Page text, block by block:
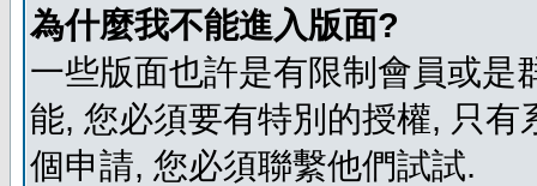
為什麼我不能進入版面?
一些版面也許是有限制會員或是
能, 您必須要有特別的授權, 只
個申請, 您必須聯繫他們試試.